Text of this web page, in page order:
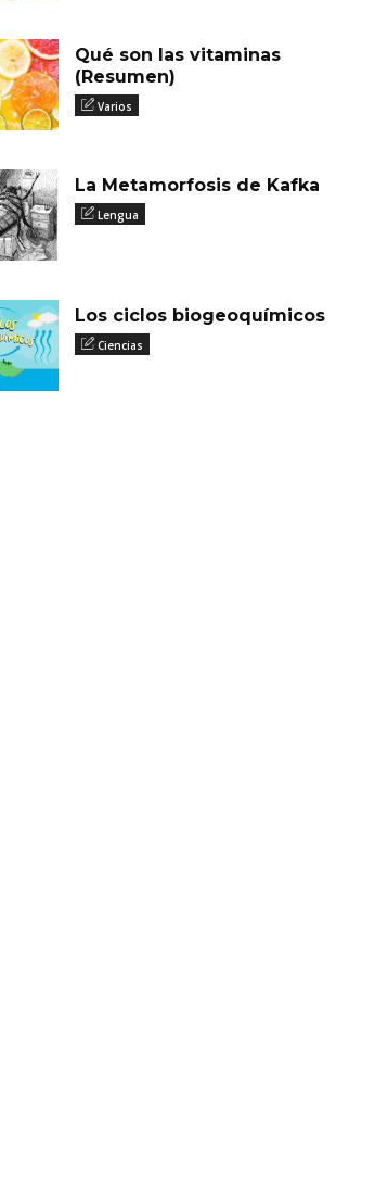
Qué son las vitaminas
(Resumen)
Varios
La Metamorfosis de Kafka
Lengua
Los ciclos biogeoquímicos
Ciencias